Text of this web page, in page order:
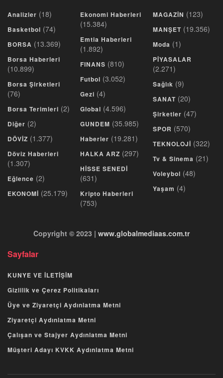
Analizler (18)
Basketbol (74)
BORSA (13.369)
Borsa Haberleri
(10.899)
Borsa Şirketleri
(76)
Borsa Terimleri (2)
Diğer (2)
DÖVİZ (1.377)
Döviz Haberleri
(1.307)
Eğlence (2)
EKONOMİ (25.179)
Ekonomi Haberleri
(15.384)
Emtia Haberleri
(1.892)
FINANS (810)
Futbol (3.052)
Gezi (4)
Global (4.596)
GUNDEM (35.985)
Haberler (19.281)
HALKA ARZ (297)
HİSSE SENEDİ
(631)
Kripto Haberleri
(753)
MAGAZİN (123)
MANŞET (19.356)
Moda (1)
PİYASALAR
(2.271)
Sağlık (9)
SANAT (20)
Şirketler (47)
SPOR (570)
TEKNOLOJİ (322)
Tv & Sinema (21)
Voleybol (48)
Yaşam (4)
Copyright © 2023 | www.globalmediaas.com.tr
Sayfalar
KUNYE VE İLETİŞİM
Gizlilik ve Çerez Politikaları
Üye ve Ziyaretçi Aydınlatma Metni
Ziyaretçi Aydınlatma Metni
Çalışan ve Stajyer Aydınlatma Metni
Müşteri Adayı KVKK Aydınlatma Metni